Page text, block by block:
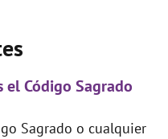
el Código Sagrado
Sagrado o cualquier